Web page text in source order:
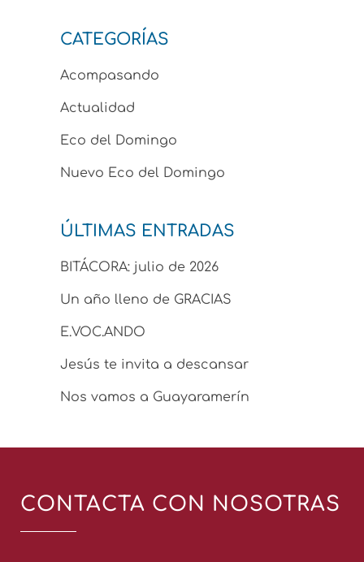
CATEGORÍAS
Acompasando
Actualidad
Eco del Domingo
Nuevo Eco del Domingo
ÚLTIMAS ENTRADAS
BITÁCORA: julio de 2026
Un año lleno de GRACIAS
E.VOC.ANDO
Jesús te invita a descansar
Nos vamos a Guayaramerín
CONTACTA CON NOSOTRAS